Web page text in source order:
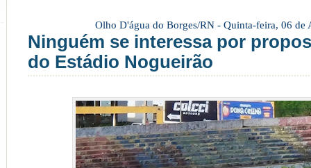
Olho D'água do Borges/RN - Quinta-feira, 06 de
Ninguém se interessa por
do Estádio Nogueirão